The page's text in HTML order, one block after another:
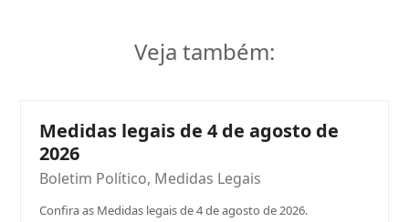
Veja também:
Medidas legais de 4 de agosto de
2026
Boletim Político, Medidas Legais
Confira as Medidas legais de 4 de agosto de 2026.